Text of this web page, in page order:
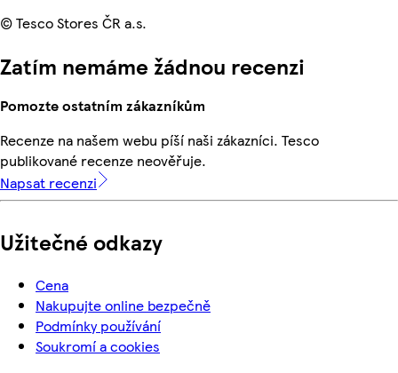
© Tesco Stores ČR a.s.
Zatím nemáme žádnou recenzi
Pomozte ostatním zákazníkům
Recenze na našem webu píší naši zákazníci. Tesco
publikované recenze neověřuje.
Napsat recenzi
Užitečné odkazy
Cena
Nakupujte online bezpečně
Podmínky používání
Soukromí a cookies